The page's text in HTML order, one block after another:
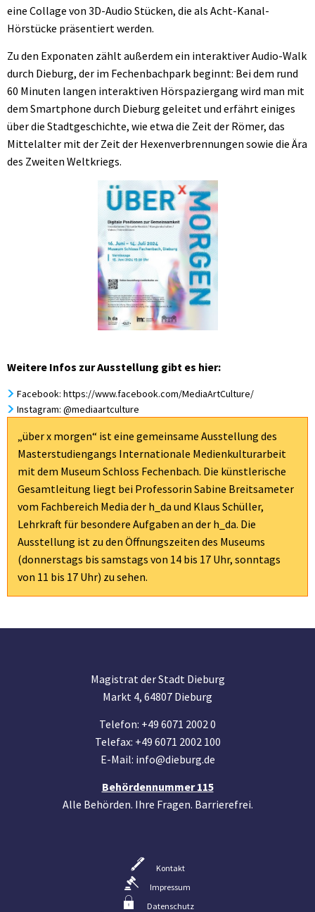
eine Collage von 3D-Audio Stücken, die als Acht-Kanal-
Hörstücke präsentiert werden.
Zu den Exponaten zählt außerdem ein interaktiver Audio-Walk
durch Dieburg, der im Fechenbachpark beginnt: Bei dem rund
60 Minuten langen interaktiven Hörspaziergang wird man mit
dem Smartphone durch Dieburg geleitet und erfährt einiges
über die Stadtgeschichte, wie etwa die Zeit der Römer, das
Mittelalter mit der Zeit der Hexenverbrennungen sowie die Ära
des Zweiten Weltkriegs.
Weitere Infos zur Ausstellung gibt es hier:
Facebook: https://www.facebook.com/MediaArtCulture/
Instagram: @mediaartculture
„über x morgen“ ist eine gemeinsame Ausstellung des
Masterstudiengangs Internationale Medienkulturarbeit
mit dem Museum Schloss Fechenbach. Die künstlerische
Gesamtleitung liegt bei Professorin Sabine Breitsameter
vom Fachbereich Media der h_da und Klaus Schüller,
Lehrkraft für besondere Aufgaben an der h_da. Die
Ausstellung ist zu den Öffnungszeiten des Museums
(donnerstags bis samstags von 14 bis 17 Uhr, sonntags
von 11 bis 17 Uhr) zu sehen.
Magistrat der Stadt Dieburg
Markt 4, 64807 Dieburg
Telefon: +49 6071 2002 0
Telefax: +49 6071 2002 100
E-Mail: info@dieburg.de
Behördennummer 115
Alle Behörden. Ihre Fragen. Barrierefrei.
Kontakt
Impressum
Datenschutz